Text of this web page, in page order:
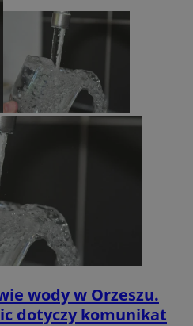
wody w Orzeszu.
dotyczy komunikat